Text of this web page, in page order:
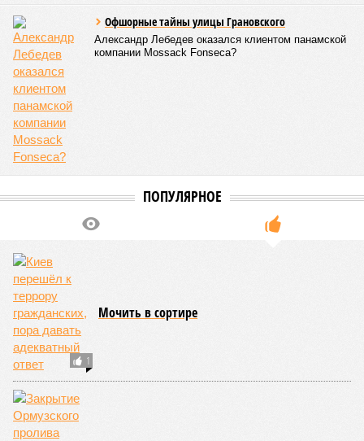
Офшорные тайны улицы Грановского
Александр Лебедев оказался клиентом панамской
компании Mossack Fonseca?
ПОПУЛЯРНОЕ
1
Мочить в сортире